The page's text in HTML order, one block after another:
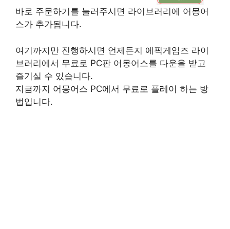
바로 주문하기를 눌러주시면 라이브러리에 어몽어
스가 추가됩니다.
여기까지만 진행하시면 언제든지 에픽게임즈 라이
브러리에서 무료로 PC판 어몽어스를 다운을 받고
즐기실 수 있습니다.
지금까지 어몽어스 PC에서 무료로 플레이 하는 방
법입니다.